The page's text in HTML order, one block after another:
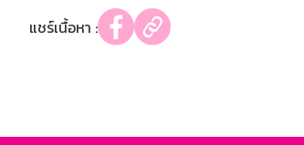
แชร์เนื้อหา :